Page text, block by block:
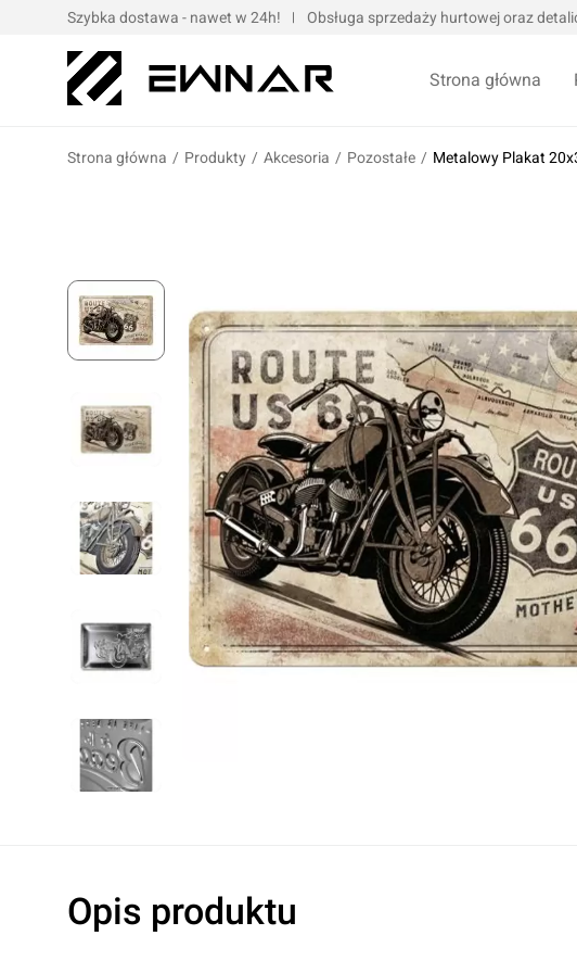
Szybka dostawa - nawet w 24h! Obsługa sprzedaży hurtowej oraz
Strona główna
Bity, nasadki, końcówki
Wulkanizacja
Kompresory i narzędzia pneumatyczne
Prasy oraz narzędzia hydrauliczne
Wózki i zestawy narzędziowe
Elektronarzędzia/elektrotechnika
Lampy warsztatowe
Noże
Pozostałe
Akcesoria do elektronarzędzi
Rękawice robocze
Taśmy
Oleje silnikowe
Oleje przekładniowe
Oleje motocyklowe
Oleje hydrauliczne
Oleje do samochodów
Oleje do maszyn
Płyny hamulcowe
Płyny chłodnicze
Dodatki do oleju i płynów
Strona główna / Produkty / Akcesoria / Pozostałe / Metalowy Plakat
Opis produktu